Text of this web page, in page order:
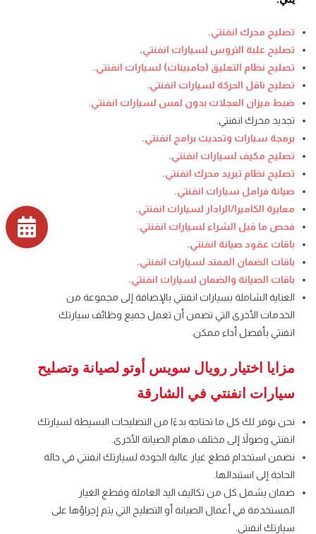
تصليح محرك انفنتي.
تصليح علبة التروس لسيارات انفنتي.
تصليح نظام التعليق (جامبينات) لسيارات انفنتي.
تصليح ناقل الحركة لسيارات انفنتي.
ضبط ميزان العجلات بدون لمس لسيارات انفنتي.
تجديد محرك انفنتي.
برمجة سيارات وتحديث برامج انفنتي.
تصليح مكيف لسيارات انفنتي.
تصليح نظام تبريد محرك انفنتي.
صيانة فرامل سيارات انفنتي.
معايرة الكاميرا/الرادار لسيارات انفنتي.
فحص ما قبل الشراء لسيارات انفنتي.
باقات عقود صيانة انفنتي.
باقات الضمان الممتد لسيارات انفنتي.
باقات الصيانة والضمان لسيارات انفنتي.
العناية الشاملة بسيارات انفنتي بالإضافة إلى مجموعة من
الخدمات الأخرى التي تضمن أن تعمل جميع وظائف سيارتك
انفنتي بأفضل أداء ممكن.
مزايا اختيار رويال سويس أوتو لصيانة وتصليح
سيارات انفنتي في الشارقة
نحن نوفر لك كل ما تحتاجه بدءًا من التصليحات البسيطة لسيارتك
انفنتي وصولاً إلى مختلف مهام الصيانة الأخرى.
نضمن استخدام قطع غيار عالية الجودة لسيارتك انفنتي في حالة
الحاجة إلى استبدالها.
ضمان يشمل كل من تكاليف اليد العاملة وقطع الغيار
المستخدمة في أعمال الصيانة أو التصليح التي يتم إجراؤها على
سيارتك انفنتي